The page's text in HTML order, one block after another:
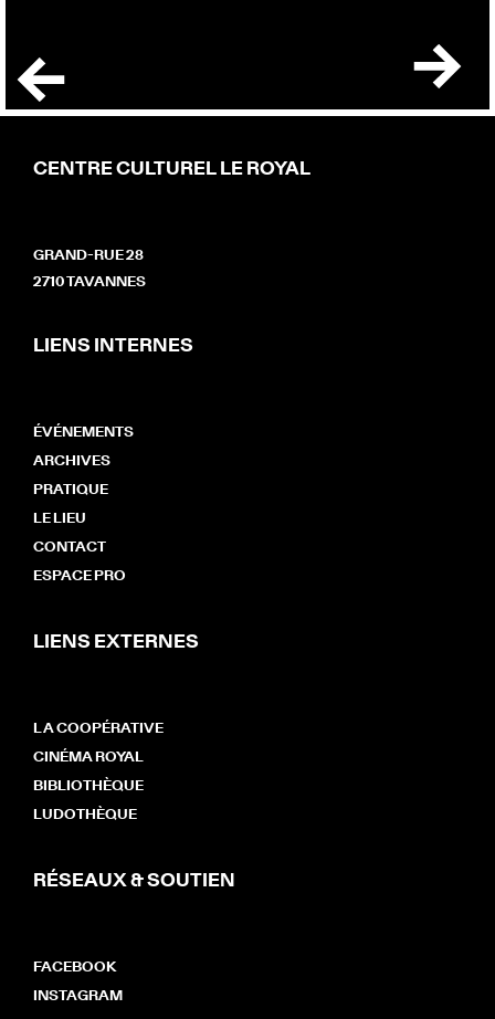
CENTRE CULTUREL LE ROYAL
GRAND-RUE 28
2710 TAVANNES
LIENS INTERNES
ÉVÉNEMENTS
ARCHIVES
PRATIQUE
LE LIEU
CONTACT
ESPACE PRO
LIENS EXTERNES
LA COOPÉRATIVE
CINÉMA ROYAL
BIBLIOTHÈQUE
LUDOTHÈQUE
RÉSEAUX & SOUTIEN
FACEBOOK
INSTAGRAM